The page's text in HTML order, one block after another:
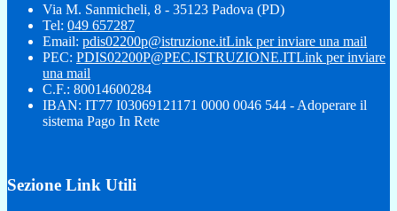
Via M. Sanmicheli, 8 - 35123 Padova (PD)
Tel: 049 657287
Email: pdis02200p@istruzione.itLink per inviare una mail
PEC: PDIS02200P@PEC.ISTRUZIONE.ITLink per inviare
una mail
C.F.: 80014600284
IBAN: IT77 I03069121171 0000 0046 544 - Adoperare il
sistema Pago In Rete
Sezione Link Utili